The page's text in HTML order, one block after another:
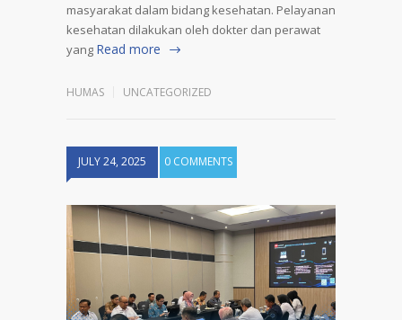
masyarakat dalam bidang kesehatan. Pelayanan
kesehatan dilakukan oleh dokter dan perawat
yang Read more
HUMAS UNCATEGORIZED
JULY 24, 2025 0 COMMENTS